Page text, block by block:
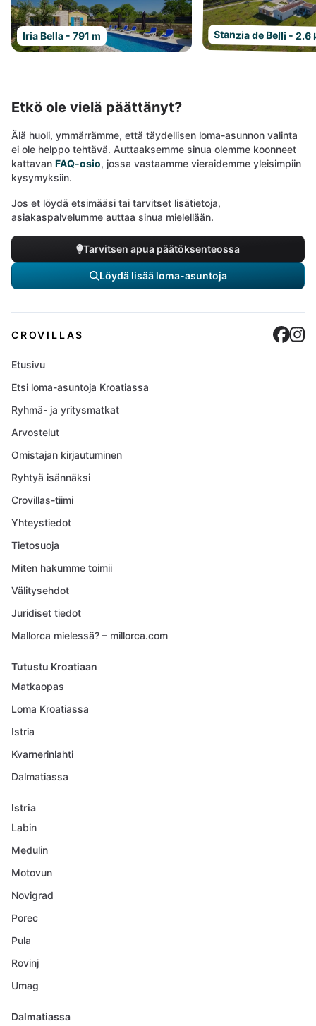
Iria Bella - 791 m Stanzia de Belli - 2.6
Etkö ole vielä päättänyt?
Älä huoli, ymmärrämme, että täydellisen loma-asunnon valinta
ei ole helppo tehtävä. Auttaaksemme sinua olemme koonneet
kattavan FAQ-osio, jossa vastaamme vieraidemme yleisimpiin
kysymyksiin.
Jos et löydä etsimääsi tai tarvitset lisätietoja,
asiakaspalvelumme auttaa sinua mielellään.
Tarvitsen apua päätöksenteossa
Löydä lisää loma-asuntoja
CROVILLAS
Etusivu
Etsi loma-asuntoja Kroatiassa
Ryhmä- ja yritysmatkat
Arvostelut
Omistajan kirjautuminen
Ryhtyä isännäksi
Crovillas-tiimi
Yhteystiedot
Tietosuoja
Miten hakumme toimii
Välitysehdot
Juridiset tiedot
Mallorca mielessä? – millorca.com
Tutustu Kroatiaan
Matkaopas
Loma Kroatiassa
Istria
Kvarnerinlahti
Dalmatiassa
Istria
Labin
Medulin
Motovun
Novigrad
Porec
Pula
Rovinj
Umag
Dalmatiassa